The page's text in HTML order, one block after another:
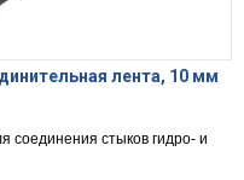
лента, 10 мм
соединения стыков гидро- и